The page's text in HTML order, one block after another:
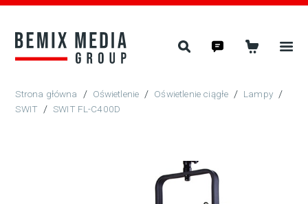
/ Oświetlenie / Oświetlenie ciągłe / Lampy/
SWIT /SWIT FL-C400D